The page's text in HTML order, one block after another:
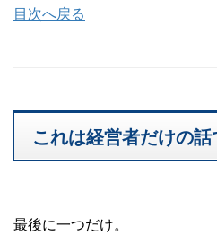
目次へ戻る
これは経営者だけの
最後に一つだけ。